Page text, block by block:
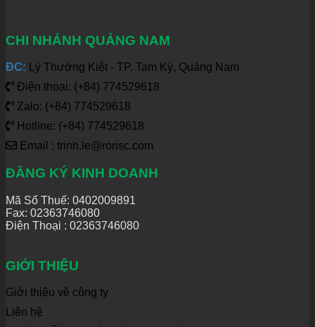
CHI NHÁNH QUẢNG NAM
ĐC: Lý Thường Kiệt - TP. Tam Kỳ, Quảng Nam
Điện thoại: (+84) 774529618
Zalo: (+84) 774529618
Hotline: (+84) 774529618
Email : trinh.le@rorisc.com
ĐĂNG KÝ KINH DOANH
Mã Số Thuế: 0402009891
Fax: 02363746080
Điện Thoại : 02363746080
GIỚI THIỆU
Giới thiệu về công ty
Liên hệ